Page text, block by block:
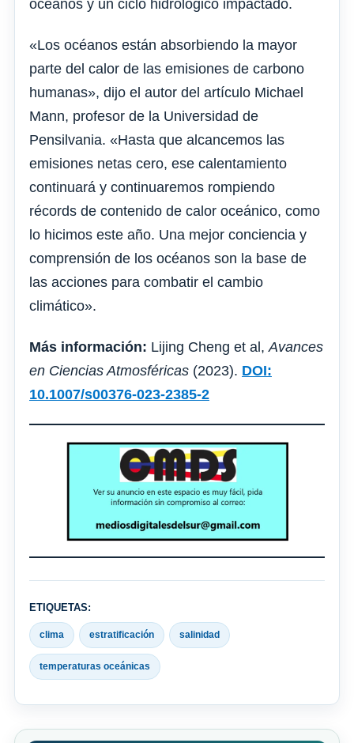
océanos y un ciclo hidrológico impactado.
«Los océanos están absorbiendo la mayor
parte del calor de las emisiones de carbono
humanas», dijo el autor del artículo Michael
Mann, profesor de la Universidad de
Pensilvania. «Hasta que alcancemos las
emisiones netas cero, ese calentamiento
continuará y continuaremos rompiendo
récords de contenido de calor oceánico, como
lo hicimos este año. Una mejor conciencia y
comprensión de los océanos son la base de
las acciones para combatir el cambio
climático».
Más información: Lijing Cheng et al,Avances
en Ciencias Atmosféricas (2023). DOI:
10.1007/s00376-023-2385-2
ETIQUETAS:
clima estratificación salinidad
temperaturas oceánicas